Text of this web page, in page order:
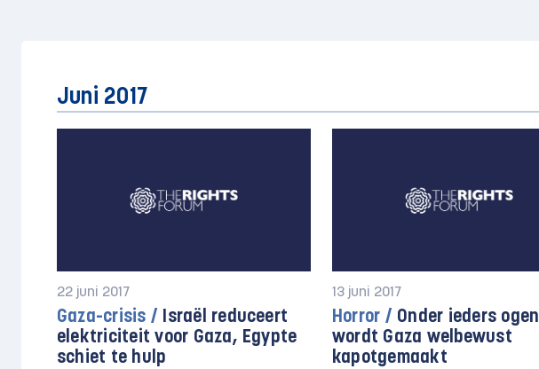
Juni 2017
22 juni 2017
Gaza-crisis / Israël reduceert
elektriciteit voor Gaza, Egypte
schiet te hulp
13 juni 2017
Horror / Onder ieders ogen
wordt Gaza welbewust
kapotgemaakt